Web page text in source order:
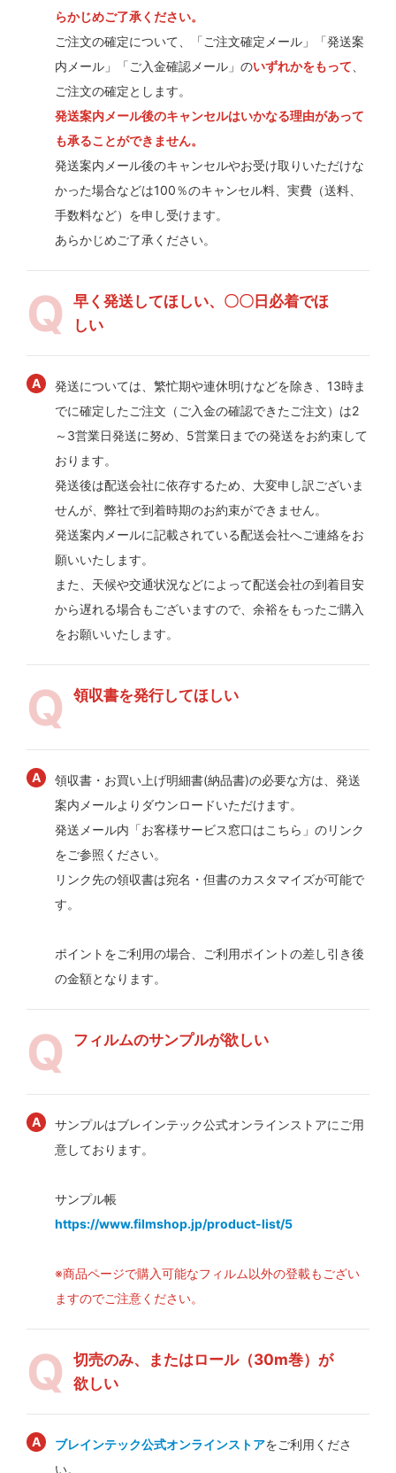
らかじめご了承ください。
ご注文の確定について、「ご注文確定メール」「発送案
内メール」「ご入金確認メール」のいずれかをもって
ご注文の確定とします。
発送案内メール後のキャンセルはいかなる理由があって
も承ることができません。
発送案内メール後のキャンセルやお受け取りいただけな
かった場合などは100％のキャンセル料、実費（送料、
手数料など）を申し受けます。
あらかじめご了承ください。
早く発送してほしい、〇〇日必着でほ
しい
発送については、繁忙期や連休明けなどを除き、13時ま
でに確定したご注文（ご入金の確認できたご注文）は2
～3営業日発送に努め、5営業日までの発送をお約束して
おります。
発送後は配送会社に依存するため、大変申し訳ございま
せんが、弊社で到着時期のお約束ができません。
発送案内メールに記載されている配送会社へご連絡をお
願いいたします。
また、天候や交通状況などによって配送会社の到着目安
から遅れる場合もございますので、余裕をもったご購入
をお願いいたします。
領収書を発行してほしい
領収書・お買い上げ明細書(納品書)の必要な方は、発送
案内メールよりダウンロードいただけます。
発送メール内「お客様サービス窓口はこちら」のリンク
をご参照ください。
リンク先の領収書は宛名・但書のカスタマイズが可能で
す。
ポイントをご利用の場合、ご利用ポイントの差し引き後
の金額となります。
フィルムのサンプルが欲しい
サンプルはブレインテック公式オンラインストアにご用
意しております。
サンプル帳
https://www.filmshop.jp/product-list/5
※商品ページで購入可能なフィルム以外の登載もござい
ますのでご注意ください。
切売のみ、またはロール（30m巻）が
欲しい
ブレインテック公式オンラインストアをご利用くださ
い。